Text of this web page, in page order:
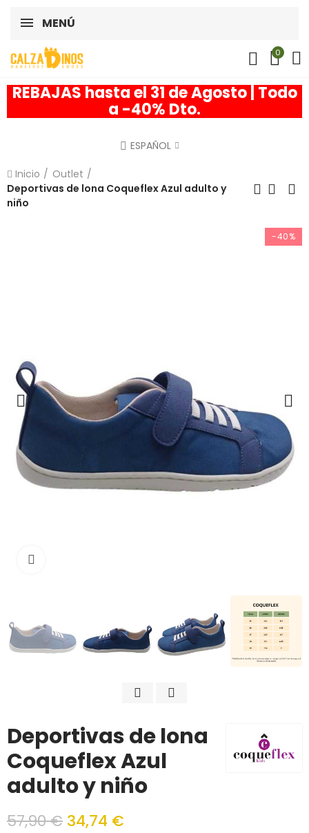
MENÚ
0
REBAJAS hasta el 31 de Agosto | Todo
a -40% Dto.
ESPAÑOL
Inicio
Outlet
Deportivas de lona Coqueflex Azul adulto y
niño
-40%
Deportivas de lona
Coqueflex Azul
adulto y niño
57,90 € 34,74 €